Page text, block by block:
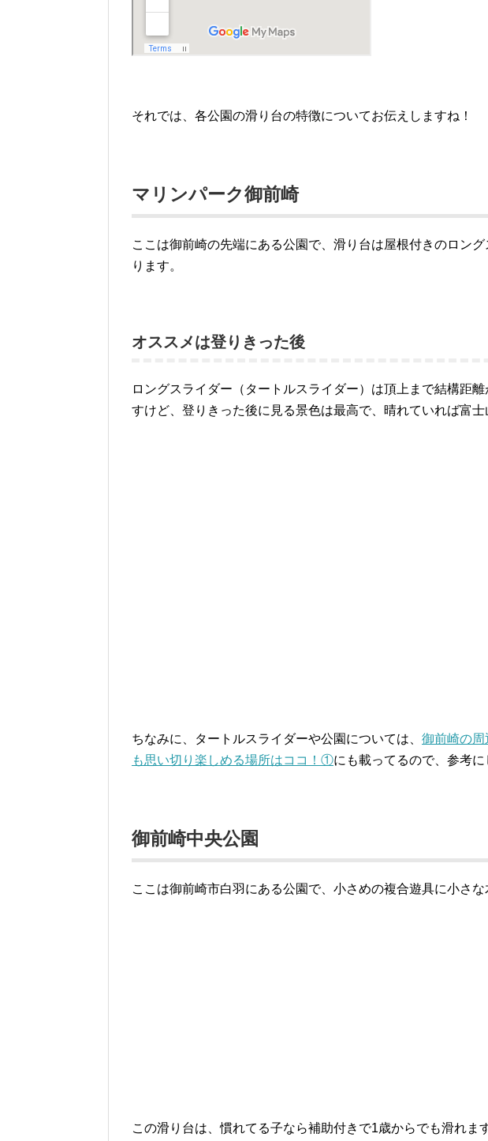
それでは、各公園の滑り台の特徴についてお伝えしますね！
マリンパーク御前崎
ここは御前崎の先端にある公園で、滑り台は屋根付きのロン
ります。
オススメは登りきった後
ロングスライダー（タートルスライダー）は頂上まで結構距
すけど、登りきった後に見る景色は最高で、晴れていれば富士
ちなみに、タートルスライダーや公園については、 御前崎の
も思い切り楽しめる場所はココ！①にも載ってるので、参考に
御前崎中央公園
ここは御前崎市白羽にある公園で、小さめの複合遊具に小さな
この滑り台は、慣れてる子なら補助付きで1歳からでも滑れま